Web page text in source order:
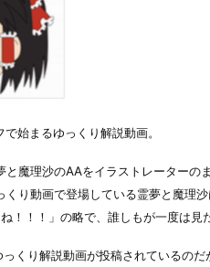
始まるゆっくり解説動画。
魔理沙のAAをイラストレーターの
り動画で登場している霊夢と魔理
！！」の略で、誰しもが一度は見
くり解説動画が投稿されているのだ